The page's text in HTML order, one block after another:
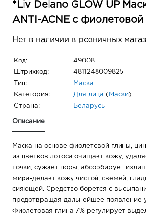
*Liv Delano GLOW UP
ANTI-ACNE с фиолетовой
Нет в наличии в розничных
Код: 49008
Штрихкод: 4811248009825
Тип: Маска
Категория: Для лица ( Маски )
Страна: Беларусь
Описание
Маска на основе фиолетовой глины,
из цветков лотоса очищает кожу,
точки, сужает поры, абсорбирует
жира-делает кожу чистой, свежей,
сияющей. Средство борется с
предотвращая дальнейшее появление
Фиолетовая глина 7% регулирует